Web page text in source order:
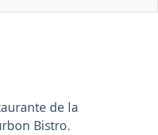
de la
Bistro.